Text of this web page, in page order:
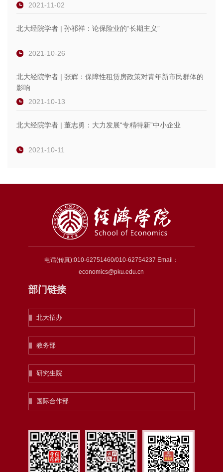
2021-11-02
北大经院学者 | 孙祁祥：论保险业的“长期主义”
2021-10-26
北大经院学者 | 张辉：保障性租赁房政策对青年新市民群体的
影响
2021-10-13
北大经院学者 | 董志勇：大力发展“专精特新”中小企业
2021-10-11
电话(传真):010-62751460/010-62754237 Email：
economics@pku.edu.cn
部门链接
北大招办
教务部
研究生院
国际合作部